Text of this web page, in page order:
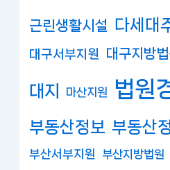
근린생활시설 다세대
대구서부지원 대구지방
대지 마산지원 법원
부동산정보 부동산
부산서부지원 부산지방법원